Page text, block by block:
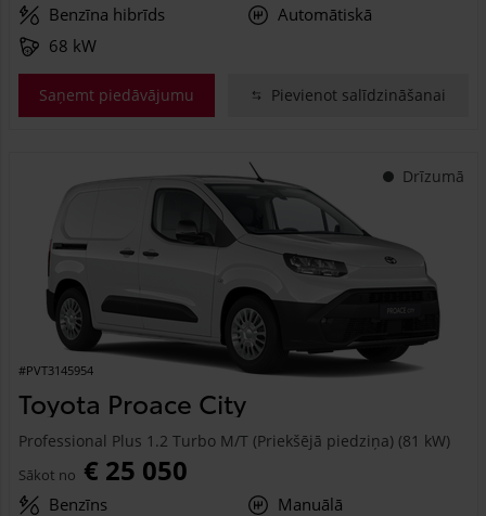
Benzīna hibrīds
Automātiskā
68 kW
Saņemt piedāvājumu Pievienot salīdzināšanai
Drīzumā
#PVT3145954
Toyota Proace City
Professional Plus 1.2 Turbo M/T (Priekšējā piedziņa) (81 kW)
Sākot no € 25 050
Benzīns
Manuālā